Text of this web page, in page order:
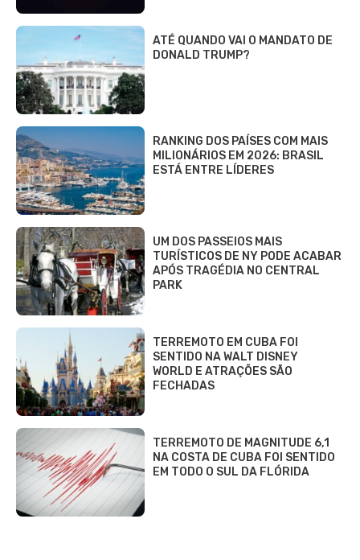
ATÉ QUANDO VAI O MANDATO DE
DONALD TRUMP?
RANKING DOS PAÍSES COM MAIS
MILIONÁRIOS EM 2026: BRASIL
ESTÁ ENTRE LÍDERES
UM DOS PASSEIOS MAIS
TURÍSTICOS DE NY PODE ACABAR
APÓS TRAGÉDIA NO CENTRAL
PARK
TERREMOTO EM CUBA FOI
SENTIDO NA WALT DISNEY
WORLD E ATRAÇÕES SÃO
FECHADAS
TERREMOTO DE MAGNITUDE 6,1
NA COSTA DE CUBA FOI SENTIDO
EM TODO O SUL DA FLÓRIDA